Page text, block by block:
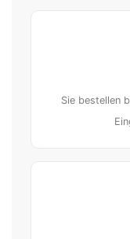
Sie bestellen